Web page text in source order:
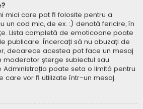
mici care pot fi folosite pentru a
un cod mic, de ex. :) denotă fericire, în
Lista completă de emoticoane poate
publicare. Încercați să nu abuzați de
deoarece acestea pot face un mesaj
moderator șterge subiectul sau
poate seta o limită pentru
care vor fi utilizate într-un mesaj.